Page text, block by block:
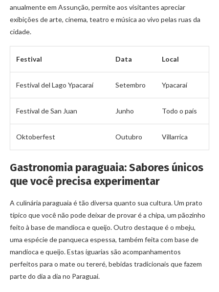
anualmente em Assunção, permite aos visitantes apreciar
exibições de arte, cinema, teatro e música ao vivo pelas ruas da
cidade.
Festival Data Local
Festival del Lago Ypacaraí Setembro Ypacaraí
Festival de San Juan Junho Todo o país
Oktoberfest Outubro Villarrica
Gastronomia paraguaia: Sabores únicos
que você precisa experimentar
A culinária paraguaia é tão diversa quanto sua cultura. Um prato
típico que você não pode deixar de provar é a chipa, um pãozinho
feito à base de mandioca e queijo. Outro destaque é o mbeju,
uma espécie de panqueca espessa, também feita com base de
mandioca e queijo. Estas iguarias são acompanhamentos
perfeitos para o mate ou tereré, bebidas tradicionais que fazem
parte do dia a dia no Paraguai.